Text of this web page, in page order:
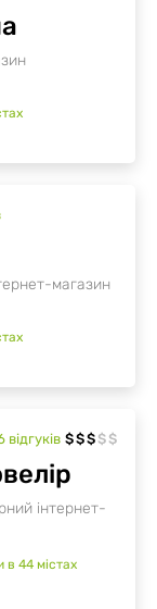
магазин
відгуків $$$ $ $
інтернет-
в 44 містах